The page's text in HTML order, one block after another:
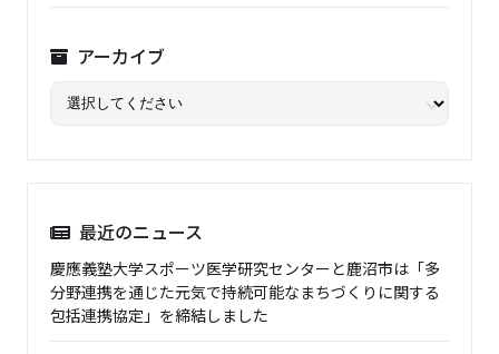
アーカイブ
最近のニュース
慶應義塾大学スポーツ医学研究センターと鹿沼市は「多
分野連携を通じた元気で持続可能なまちづくりに関する
包括連携協定」を締結しました